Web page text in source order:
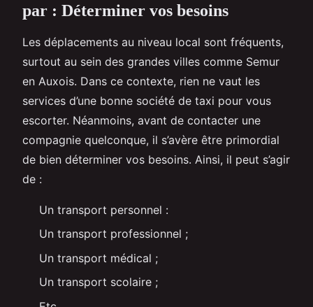
par : Déterminer vos besoins
Les déplacements au niveau local sont fréquents,
surtout au sein des grandes villes comme Semur
en Auxois. Dans ce contexte, rien ne vaut les
services d’une bonne société de taxi pour vous
escorter. Néanmoins, avant de contacter une
compagnie quelconque, il s’avère être primordial
de bien déterminer vos besoins. Ainsi, il peut s’agir
de :
Un transport personnel :
Un transport professionnel ;
Un transport médical ;
Un transport scolaire ;